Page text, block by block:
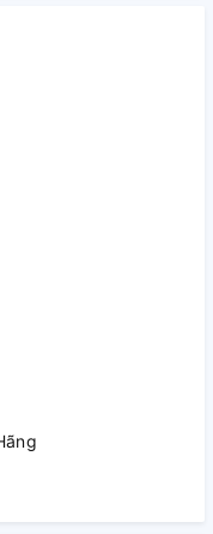
lâu và gia tăng tuổi
bền.
rời, giúp vệ sinh chi
xay thô 8mm, đầu
kiện làm nạp
việc nội trợ thành